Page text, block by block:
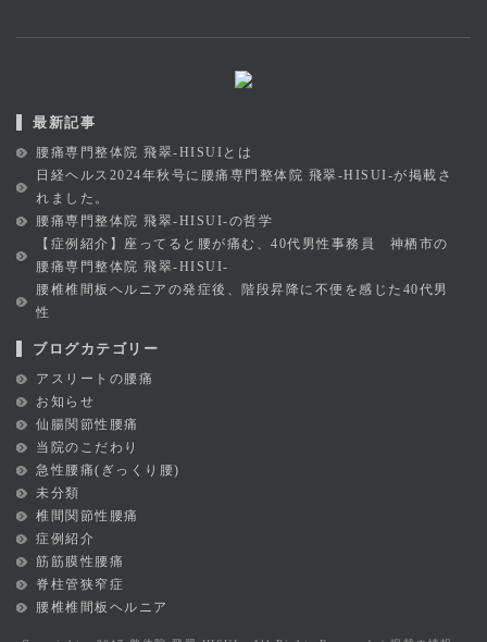
最新記事
腰痛専門整体院 飛翠-HISUIとは
日経ヘルス2024年秋号に腰痛専門整体院 飛翠-HISUI-が掲載さ
れました。
腰痛専門整体院 飛翠-HISUI-の哲学
【症例紹介】座ってると腰が痛む、40代男性事務員 神栖市の
腰痛専門整体院 飛翠-HISUI-
腰椎椎間板ヘルニアの発症後、階段昇降に不便を感じた40代男
性
ブログカテゴリー
アスリートの腰痛
お知らせ
仙腸関節性腰痛
当院のこだわり
急性腰痛(ぎっくり腰)
未分類
椎間関節性腰痛
症例紹介
筋筋膜性腰痛
脊柱管狭窄症
腰椎椎間板ヘルニア